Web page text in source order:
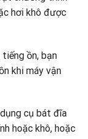
hơi khô được
ồn, bạn
khi máy vận
cụ bát đĩa
hoặc khô, hoặc